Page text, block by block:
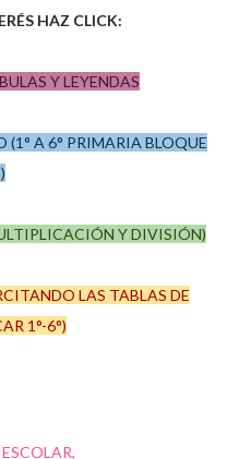
HAZ CLICK:
Y LEYENDAS
A 6° PRIMARIA BLOQUE
Y DIVISIÓN)
LAS TABLAS DE
1°-6°)